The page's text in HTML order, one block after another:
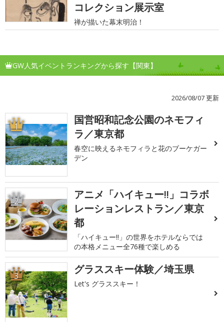
コレクション展示室
禅が描いた幕末明治！
GW人気イベントランキングから探す【関東】
2026/08/07 更新
1
国営昭和記念公園のネモフィ
ラ／東京都
春空に映えるネモフィラと花のブーケガー
デン
2
アニメ「ハイキュー!!」コラボ
レーションレストラン／東京
都
「ハイキュー!!」の世界をホテルならでは
の本格メニュー全76種で楽しめる
3 グラススキー体験／埼玉県
Let's グラススキー！